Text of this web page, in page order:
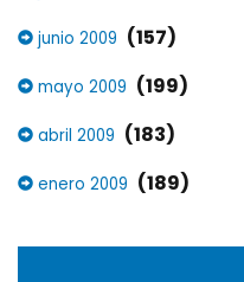
junio 2009 (157)
mayo 2009 (199)
abril 2009 (183)
enero 2009 (189)